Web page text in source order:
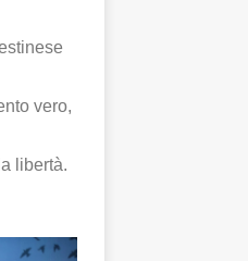
vero,
libertà.